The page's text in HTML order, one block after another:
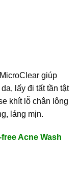
giúp
lấy đi tất tần tật
khít lỗ chân lông
láng mịn.
Acne Wash